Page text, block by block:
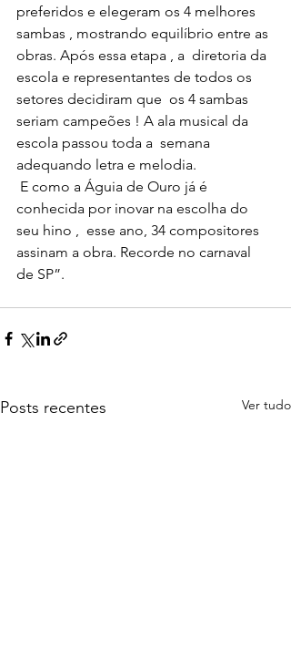
preferidos e elegeram os 4 melhores
sambas , mostrando equilíbrio entre as
obras. Após essa etapa , a  diretoria da
escola e representantes de todos os
setores decidiram que  os 4 sambas
seriam campeões ! A ala musical da
escola passou toda a  semana
adequando letra e melodia.
conhecida por inovar na escolha do
seu hino ,  esse ano, 34 compositores
assinam a obra. Recorde no carnaval
de SP”.
Posts recentes Ver tudo